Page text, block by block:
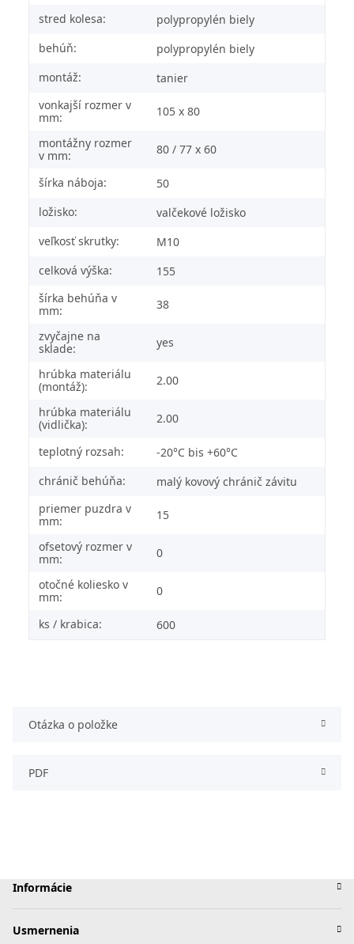
stred kolesa:
polypropylén biely
behúň:
polypropylén biely
montáž:
tanier
vonkajší rozmer v
mm:
105 x 80
montážny rozmer
v mm:
80 / 77 x 60
šírka náboja:
50
ložisko:
valčekové ložisko
veľkosť skrutky:
M10
celková výška:
155
šírka behúňa v
mm:
38
zvyčajne na
sklade:
yes
hrúbka materiálu
(montáž):
2.00
hrúbka materiálu
(vidlička):
2.00
teplotný rozsah:
-20°C bis +60°C
chránič behúňa:
malý kovový chránič závitu
priemer puzdra v
mm:
15
ofsetový rozmer v
mm:
0
otočné koliesko v
mm:
0
ks / krabica: 600
Otázka o položke
PDF
Informácie
Usmernenia